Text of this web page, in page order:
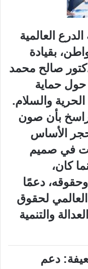
العالمية
بقيادة
صالح محمد
حماية
الحرية والسلام.
بأن صون
الأساس
في صميم
كان،
دعمًا
العالمي لحقوق
والتنمية
دعم